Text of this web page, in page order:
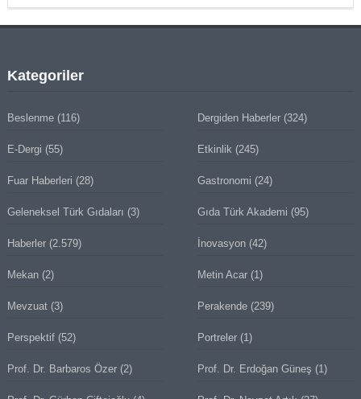
Kategoriler
Beslenme(116) Dergiden Haberler (324)
E-Dergi (55) Etkinlik (245)
Fuar Haberleri (28) Gastronomi (24)
Geleneksel Türk Gıdaları (3) Gıda Türk Akademi (95)
Haberler(2.579) İnovasyon (42)
Mekan(2) Metin Acar (1)
Mevzuat(3) Perakende (239)
Perspektif(52) Portreler (1)
Prof. Dr. Barbaros Özer(2) Prof. Dr. Erdoğan Güneş (1)